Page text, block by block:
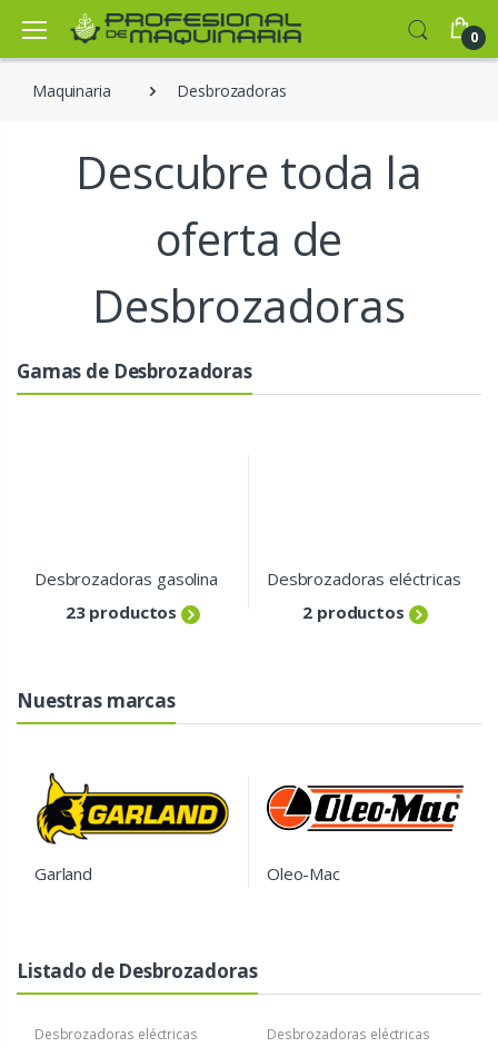
0
Maquinaria Desbrozadoras
Descubre toda la
oferta de
Desbrozadoras
Gamas de Desbrozadoras
Desbrozadoras gasolina
23 productos
Desbrozadoras eléctricas
2 productos
Nuestras marcas
Garland Oleo-Mac
Listado de Desbrozadoras
Desbrozadoras eléctricas
Desbrozadoras eléctricas